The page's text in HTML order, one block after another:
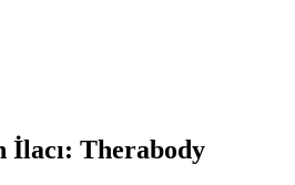
İlacı: Therabody